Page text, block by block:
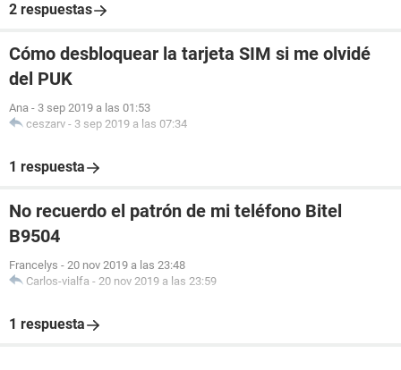
2 respuestas
Cómo desbloquear la tarjeta SIM si me olvidé
del PUK
Ana - 3 sep 2019 a las 01:53
ceszarv - 3 sep 2019 a las 07:34
1 respuesta
No recuerdo el patrón de mi teléfono Bitel
B9504
Francelys - 20 nov 2019 a las 23:48
Carlos-vialfa - 20 nov 2019 a las 23:59
1 respuesta